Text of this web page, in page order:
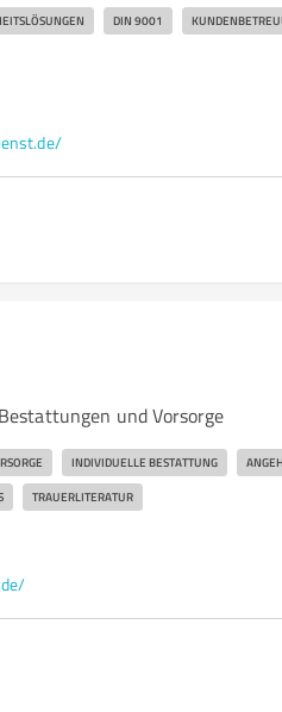
DIN 9001
und Vorsorge
INDIVIDUELLE BESTATTUNG
TRAUERLITERATUR